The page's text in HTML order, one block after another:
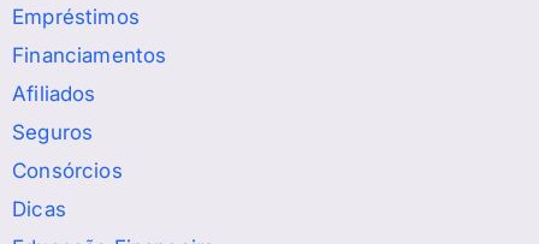
Empréstimos
Financiamentos
Afiliados
Seguros
Consórcios
Dicas